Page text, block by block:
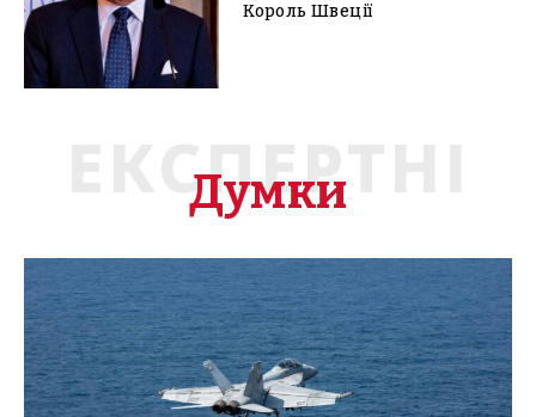
Король Швеції
ЕКСПЕРТНІ
Думки